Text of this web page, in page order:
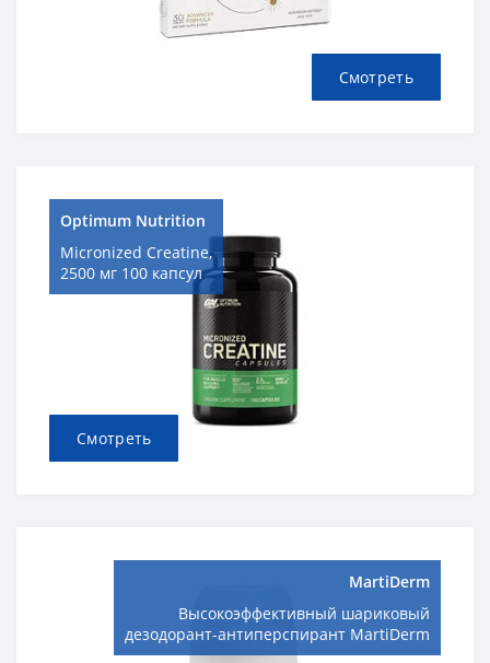
Смотреть
Optimum Nutrition
Micronized Creatine,
2500 мг 100 капсул
Смотреть
MartiDerm
Высокоэффективный шариковый
дезодорант-антиперспирант MartiDerm